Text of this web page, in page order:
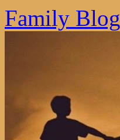
Family Blog